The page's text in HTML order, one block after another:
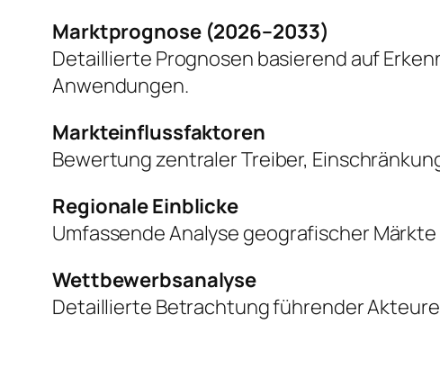
Marktprognose (2026–2033)
Detaillierte Prognosen basierend auf
Anwendungen.
Markteinflussfaktoren
Bewertung zentraler Treiber,
Regionale Einblicke
Umfassende Analyse geografischer
Wettbewerbsanalyse
Detaillierte Betrachtung führender